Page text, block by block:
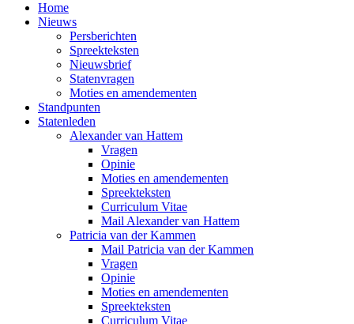
Home
Nieuws
Persberichten
Spreekteksten
Nieuwsbrief
Statenvragen
Moties en amendementen
Standpunten
Statenleden
Alexander van Hattem
Vragen
Opinie
Moties en amendementen
Spreekteksten
Curriculum Vitae
Mail Alexander van Hattem
Patricia van der Kammen
Mail Patricia van der Kammen
Vragen
Opinie
Moties en amendementen
Spreekteksten
Curriculum Vitae